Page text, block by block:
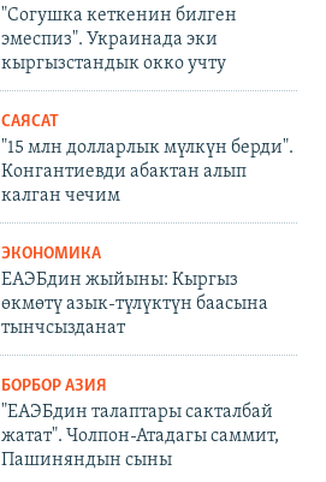
"Согушка кеткенин билген
эмеспиз". Украинада эки
кыргызстандык окко учту
САЯСАТ
"15 млн долларлык мүлкүн берди".
Конгантиевди абактан алып
калган чечим
ЭКОНОМИКА
ЕАЭБдин жыйыны: Кыргыз
өкмөтү азык-түлүктүн баасына
тынчсызданат
БОРБОР АЗИЯ
"ЕАЭБдин талаптары сакталбай
жатат". Чолпон-Атадагы саммит,
Пашиняндын сыны